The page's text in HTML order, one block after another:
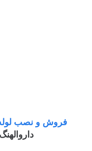
فروش و نصب